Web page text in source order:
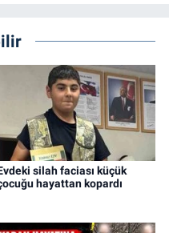
silah faciası küçük
hayattan kopardı